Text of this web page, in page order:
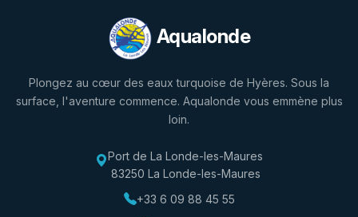
Aqualonde
Plongez au cœur des eaux turquoise de Hyères. Sous la
surface, l'aventure commence. Aqualonde vous emmène plus
loin.
Port de La Londe-les-Maures
83250 La Londe-les-Maures
+33 6 09 88 45 55